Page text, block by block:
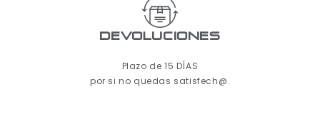
Devoluciones
Plazo de 15 DÍAS
por si no quedas satisfech@.